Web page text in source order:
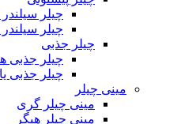
چیلر
چیلر
چیلر جذبی
چیلر جذبی
چیلر جذبی
مینی چیلر
مینی چیلر گری
مینی چیلر هیگر